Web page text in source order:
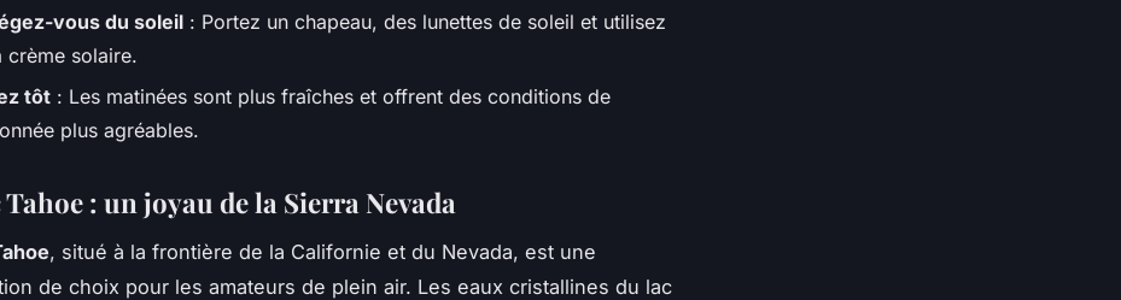
vous du soleil : Portez un chapeau, des lunettes de soleil et utilisez
crème solaire.
tôt : Les matinées sont plus fraîches et offrent des conditions de
plus agréables.
Tahoe : un joyau de la Sierra Nevada
, situé à la frontière de la Californie et du Nevada, est une
de choix pour les amateurs de plein air. Les eaux cristallines du lac